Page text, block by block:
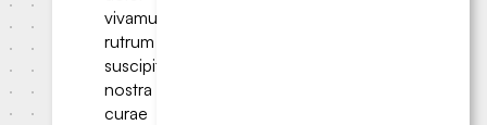
vivamus
rutrum
suscipit
nostra
curae